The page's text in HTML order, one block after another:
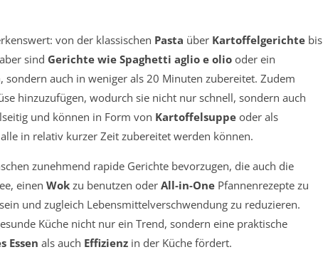
von der klassischen Pasta über Kartoffelgerichte bis
sind Gerichte wie Spaghetti aglio e olio oder ein
auch in weniger als 20 Minuten zubereitet. Zudem
hinzuzufügen, wodurch sie nicht nur schnell, sondern auch
und können in Form von Kartoffelsuppe oder als
in relativ kurzer Zeit zubereitet werden können.
zunehmend rapide Gerichte bevorzugen, die auch die
einen Wok zu benutzen oder All-in-One Pfannenrezepte zu
und zugleich Lebensmittelverschwendung zu reduzieren.
Küche nicht nur ein Trend, sondern eine praktische
Essen als auch Effizienz in der Küche fördert.